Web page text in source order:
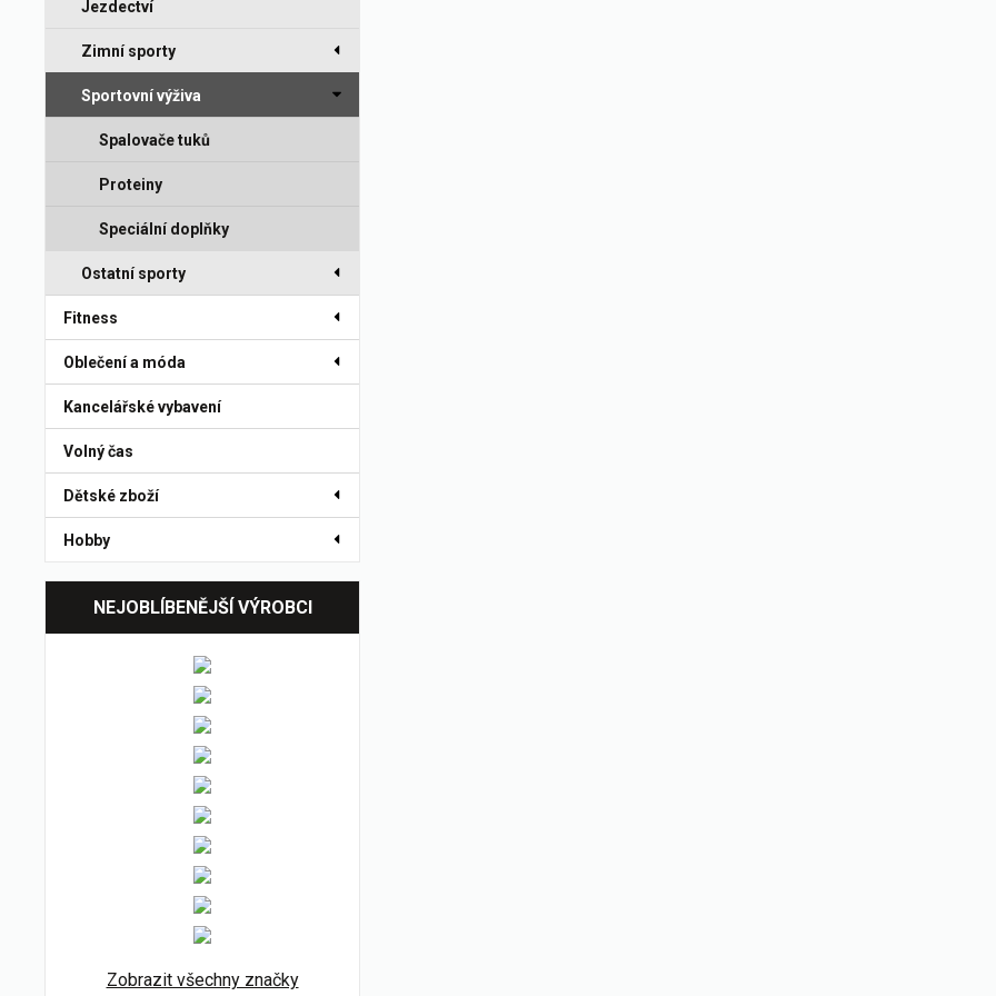
Jezdectví
Zimní sporty
Sportovní výživa
Spalovače tuků
Proteiny
Speciální doplňky
Ostatní sporty
Fitness
Oblečení a móda
Kancelářské vybavení
Volný čas
Dětské zboží
Hobby
NEJOBLÍBENĚJŠÍ VÝROBCI
Zobrazit všechny značky